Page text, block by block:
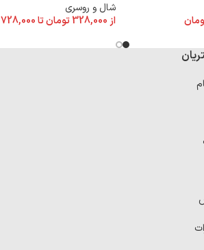
شال و روسری
از328,000تومانتا728,000